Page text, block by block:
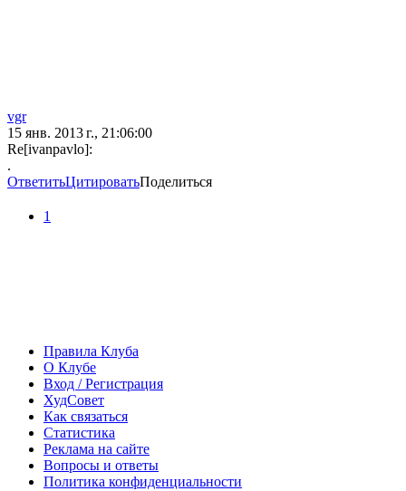
vgr
15 янв. 2013 г., 21:06:00
Re[ivanpavlo]:
.
ОтветитьЦитироватьПоделиться
1
Правила Клуба
О Клубе
Вход / Регистрация
ХудСовет
Как связаться
Статистика
Реклама на сайте
Вопросы и ответы
Политика конфиденциальности